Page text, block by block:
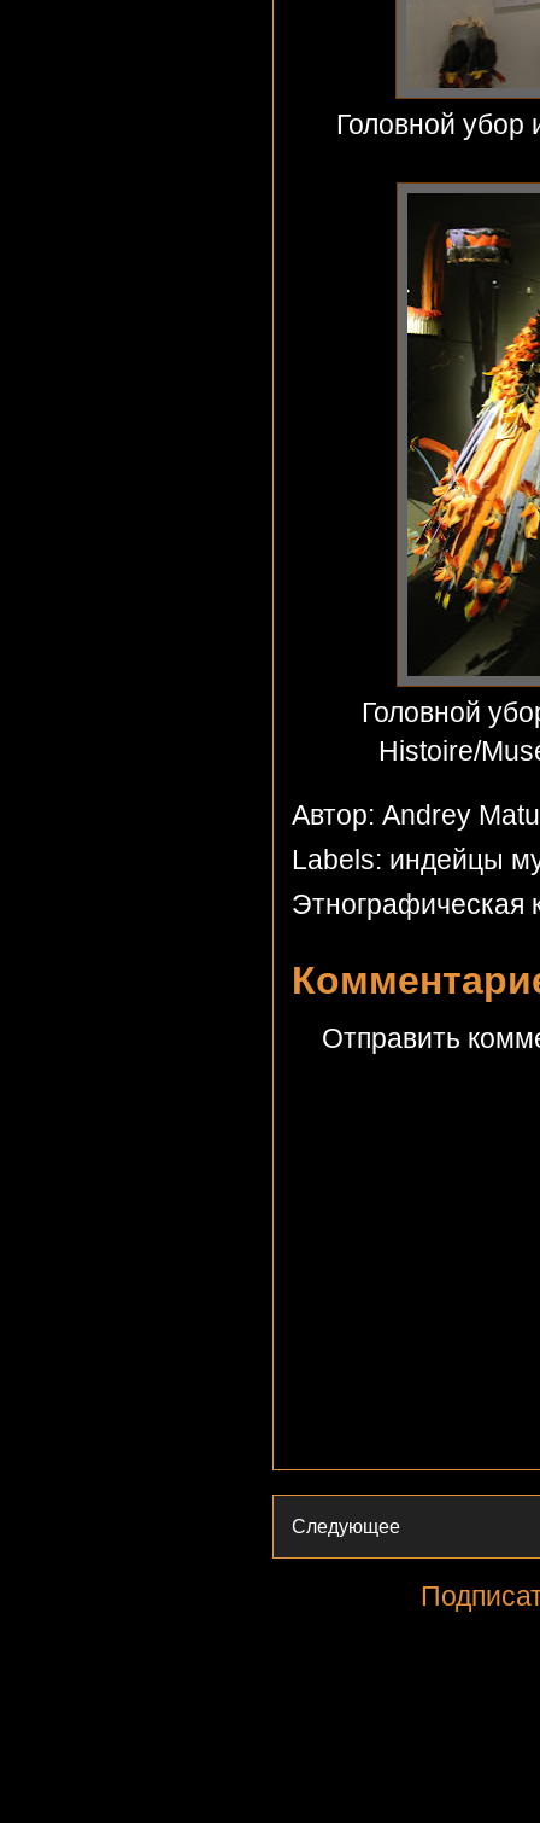
Головной убор
Головной
Histoire/
Автор: Andrey
Labels: индейцы
Этнографическая
Отправить
Следующее